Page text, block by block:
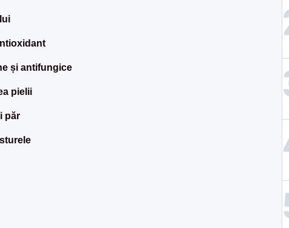
și antifungice
pielii
păr